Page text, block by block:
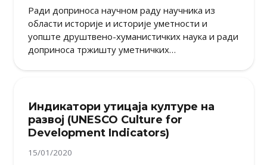
Ради доприноса научном раду научника из
области историје и историје уметности и
уопште друштвено-хуманистичких наука и ради
доприноса тржишту уметничких…
Индикатори утицаја културе на
развој (UNESCO Culture for
Development Indicators)
15/01/2020